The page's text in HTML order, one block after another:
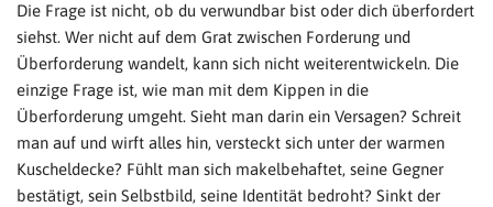
Die Frage ist nicht, ob du verwundbar bist oder dich überfordert
siehst. Wer nicht auf dem Grat zwischen Forderung und
Überforderung wandelt, kann sich nicht weiterentwickeln. Die
einzige Frage ist, wie man mit dem Kippen in die
Überforderung umgeht. Sieht man darin ein Versagen? Schreit
man auf und wirft alles hin, versteckt sich unter der warmen
Kuscheldecke? Fühlt man sich makelbehaftet, seine Gegner
bestätigt, sein Selbstbild, seine Identität bedroht? Sinkt der